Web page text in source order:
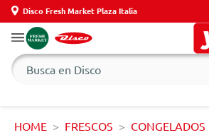
Disco Fresh Market Plaza Italia
HOME FRESCOS
CONGELADOS